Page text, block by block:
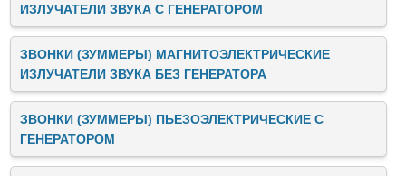
ИЗЛУЧАТЕЛИ ЗВУКА C ГЕНЕРАТОРОМ
ЗВОНКИ (ЗУММЕРЫ) МАГНИТОЭЛЕКТРИЧЕСКИЕ
ИЗЛУЧАТЕЛИ ЗВУКА БЕЗ ГЕНЕРАТОРА
ЗВОНКИ (ЗУММЕРЫ) ПЬЕЗОЭЛЕКТРИЧЕСКИЕ C
ГЕНЕРАТОРОМ